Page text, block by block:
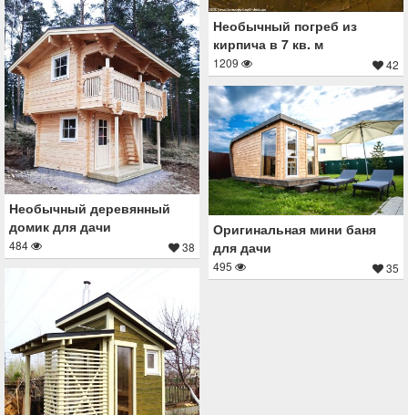
Необычный погреб из
кирпича в 7 кв. м
1209 42
Необычный деревянный
домик для дачи
484 38
Оригинальная мини баня
для дачи
495 35